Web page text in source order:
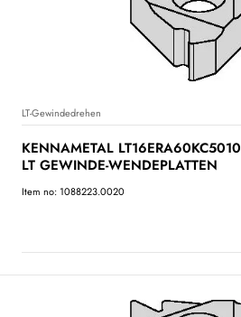
LT-Gewindedrehen
KENNAMETAL LT16ERA60KC5010
LT GEWINDE-WENDEPLATTEN
Item no: 1088223.0020